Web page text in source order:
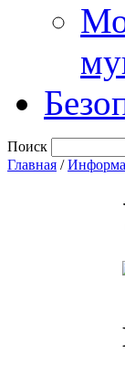
Поиск
Главная /